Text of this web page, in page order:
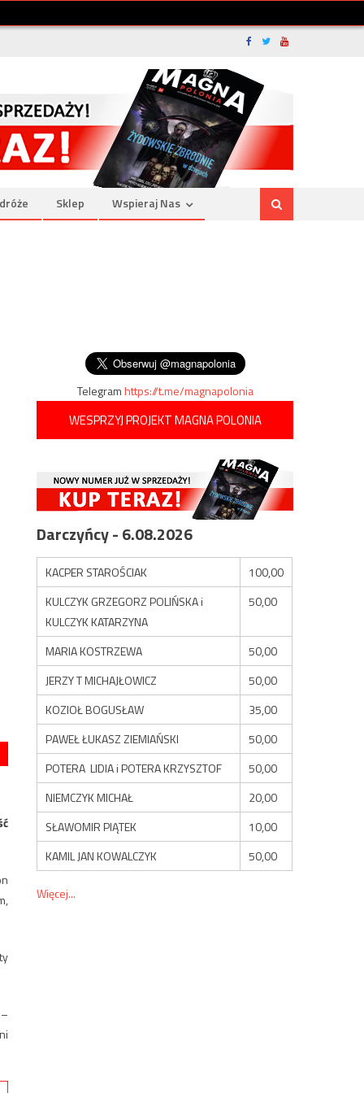
Sklep Wspieraj Nas
Telegramhttps://t.me/magnapolonia
WESPRZYJ PROJEKT MAGNA POLONIA
Darczyńcy - 6.08.2026
KACPER STAROŚCIAK
100,00
KULCZYK GRZEGORZ POLIŃSKA i
KULCZYK KATARZYNA
50,00
MARIA KOSTRZEWA
50,00
JERZY T MICHAJŁOWICZ
50,00
KOZIOŁ BOGUSŁAW
35,00
PAWEŁ ŁUKASZ ZIEMIAŃSKI
50,00
POTERA LIDIA i POTERA KRZYSZTOF
50,00
NIEMCZYK MICHAŁ
20,00
SŁAWOMIR PIĄTEK
10,00
KAMIL JAN KOWALCZYK
50,00
Więcej...